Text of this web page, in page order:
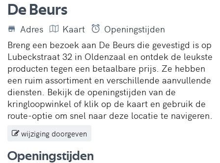
De Beurs
Adres Kaart
Openingstijden
Breng een bezoek aan De Beurs die gevestigd is op
Lubeckstraat 32 in Oldenzaal en ontdek de leukste
producten tegen een betaalbare prijs. Ze hebben
een ruim assortiment en verschillende aanvullende
diensten. Bekijk de openingstijden van de
kringloopwinkel of klik op de kaart en gebruik de
route-optie om snel naar deze locatie te navigeren.
wijziging doorgeven
Openingstijden